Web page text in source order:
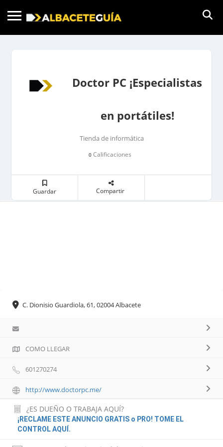
Doctor PC ¡Especialistas
en portátiles!
Tienda de informática
0 Calificaciones
Guardar Compartir
C. Dionisio Guardiola, 61, 02004 Albacete
COMO LLEGAR
601270274
http://www.doctorpc.me/
¿ES DUEÑO O TRABAJA AQUÍ?
¡RECLAME ESTE ANUNCIO GRATIS o PRO! TOME EL
CONTROL AQUÍ.